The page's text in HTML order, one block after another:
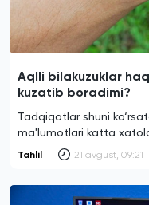
Aqlli bilakuzuklar
kuzatib boradimi?
Tadqiqotlar shuni
ma'lumotlari katta
Tahlil 21 avgust, 09:21